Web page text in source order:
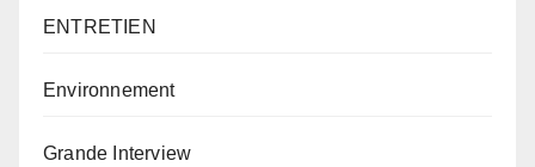
ENTRETIEN
Environnement
Grande Interview